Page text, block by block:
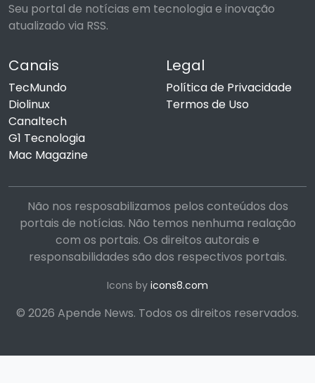
Seu portal de notícias em tecnologia e inovação
atualizado via RSS.
Canais
TecMundo
Diolinux
Canaltech
G1 Tecnologia
Mac Magazine
Legal
Política de Privacidade
Termos de Uso
Não nos resposabilizamos pelos conteúdos dos
portais de notícias. Não temos nenhuma realação
com os portais. Os direitos autorais e
responsabilidades são dos respectivos portais.
Icons by icons8.com
© 2026 Apende News. Todos os direitos reservados.